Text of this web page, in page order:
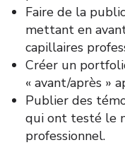
Faire de la
mettant en
capillaires
Créer un
« avant/après »
Publier des
qui ont testé le
professionnel.